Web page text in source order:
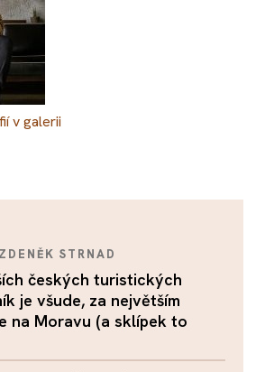
v galerii
ZDENĚK STRNAD
českých turistických
je všude, za největším
na Moravu (a sklípek to